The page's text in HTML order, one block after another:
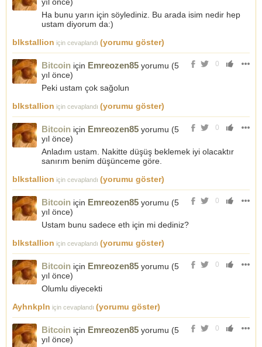
Ha bunu yarın için söylediniz. Bu arada isim nedir hep
ustam diyorum da:)
blkstallion için cevaplandı (yorumu göster)
0
Bitcoin için Emreozen85 yorumu (5
yıl önce)
Peki ustam çok sağolun
blkstallion için cevaplandı (yorumu göster)
0
Bitcoin için Emreozen85 yorumu (5
yıl önce)
Anladım ustam. Nakitte düşüş beklemek iyi olacaktır
sanırım benim düşünceme göre.
blkstallion için cevaplandı (yorumu göster)
0
Bitcoin için Emreozen85 yorumu (5
yıl önce)
Ustam bunu sadece eth için mi dediniz?
blkstallion için cevaplandı (yorumu göster)
0
Bitcoin için Emreozen85 yorumu (5
yıl önce)
Olumlu diyecekti
Ayhnkpln için cevaplandı (yorumu göster)
0
Bitcoin için Emreozen85 yorumu (5
yıl önce)